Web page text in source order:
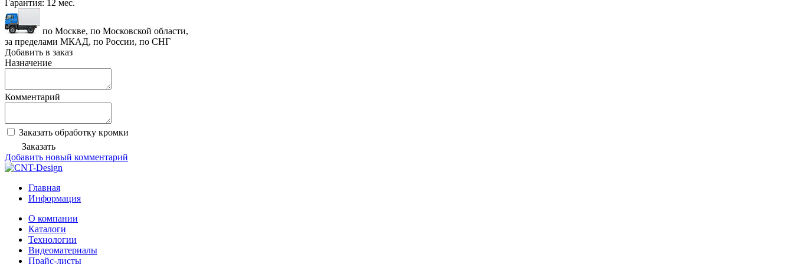
Гарантия: 12 мес.
по Москве, по Московской области,
за пределами МКАД, по России, по СНГ
Добавить в заказ
Назначение
Комментарий
Заказать обработку кромки
Заказать
Добавить новый комментарий
Главная
Информация
О компании
Каталоги
Технологии
Видеоматериалы
Прайс-листы